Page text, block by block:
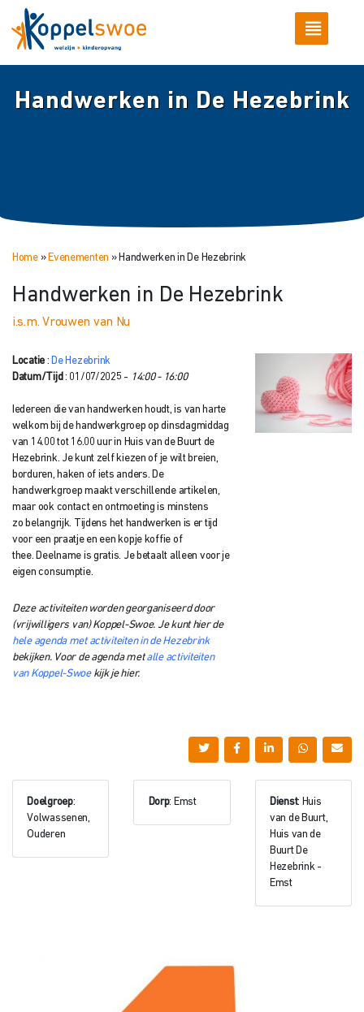
Handwerken in De Hezebrink
Home» Evenementen » Handwerken in De Hezebrink
Handwerken in De Hezebrink
i.s.m. Vrouwen van Nu
Locatie : De Hezebrink
Datum/Tijd : 01/07/2025 - 14:00 - 16:00
Iedereen die van handwerken houdt, is van harte
welkom bij de handwerkgroep op dinsdagmiddag
van 14.00 tot 16.00 uur in Huis van de Buurt de
Hezebrink. Je kunt zelf kiezen of je wilt breien,
borduren, haken of iets anders. De
handwerkgroepmaakt verschillende artikelen,
maar ook contact en ontmoeting is minstens
zo belangrijk. Tijdens het handwerken is er tijd
voor een praatje en een kopje koffie of
thee. Deelname is gratis. Je betaalt alleen voor je
eigen consumptie.
Deze activiteiten worden georganiseerd door
(vrijwilligers van) Koppel-Swoe. Je kunt hier de
hele agenda met activiteiten in de Hezebrink
bekijken. Voor de agenda metalle activiteiten
van Koppel-Swoekijk je hier.
Doelgroep:
Volwassenen,
Ouderen
Dorp: Emst Dienst: Huis
van de Buurt,
Huis van de
Buurt De
Hezebrink -
Emst